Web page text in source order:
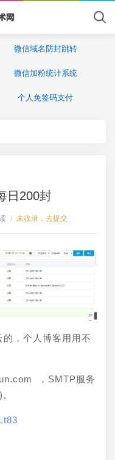
微信域名防封跳转
微信加粉统计系统
个人免签码支付
日200封
/ 未收录，去提交
，个人博客用用不
，SMTP服务
。